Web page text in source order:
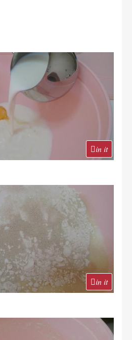
in it
in it